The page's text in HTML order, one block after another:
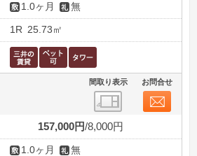
1.0ヶ月 無
1R 25.73㎡
間取り表示 お問合せ
157,000円 8,000円
1.0ヶ月 無